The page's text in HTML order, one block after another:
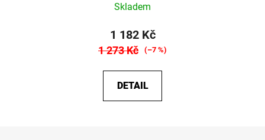
Skladem
1 182 Kč
1 273 Kč (–7 %)
DETAIL